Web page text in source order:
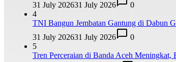
31 July 202631 July 2026
0
4
TNI Bangun Jembatan Gantung di Dabun
31 July 202631 July 2026
0
5
Tren Perceraian di Banda Aceh